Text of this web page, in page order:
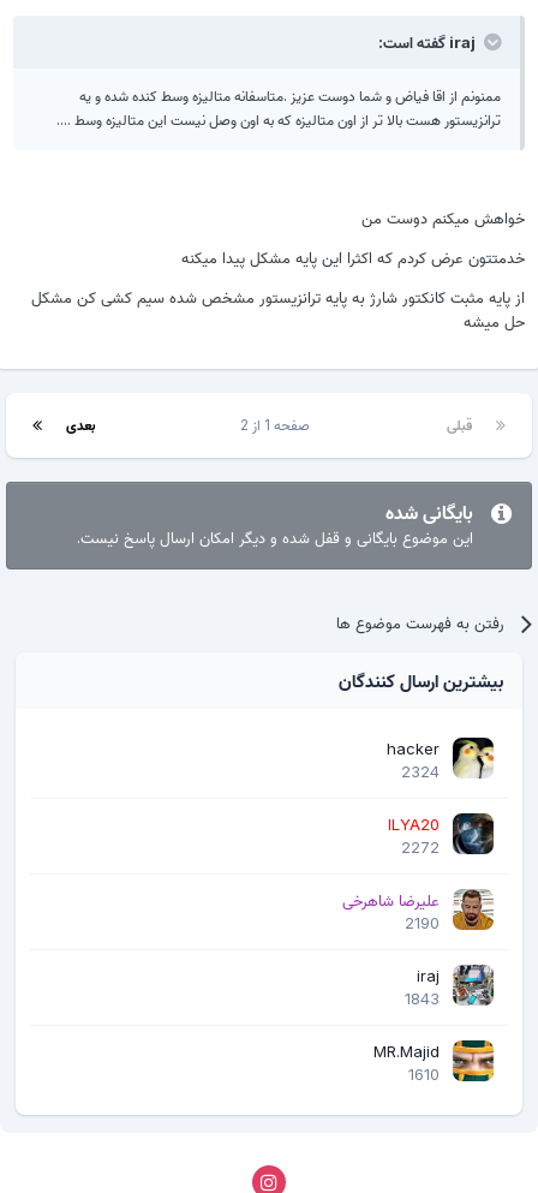
iraj گفته است:
ممنونم از اقا فیاض و شما دوست عزیز .متاسفانه متالیزه وسط کنده شده و یه
ترانزیستور هست بالا تر از اون متالیزه که به اون وصل نیست این متالیزه وسط ....
خواهش میکنم دوست من
خدمتتون عرض کردم که اکثرا این پایه مشکل پیدا میکنه
از پایه مثبت کانکتور شارژ به پایه ترانزیستور مشخص شده سیم کشی کن مشکل
حل میشه
قبلی بعدی صفحه 1 از 2
بایگانی شده
این موضوع بایگانی و قفل شده و دیگر امکان ارسال پاسخ نیست.
رفتن به فهرست موضوع ها
بیشترین ارسال کنندگان
hacker
2324
ILYA20
2272
علیرضا شاهرخی
2190
iraj
1843
MR.Majid
1610